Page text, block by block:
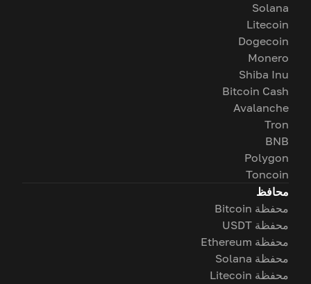
Solana
Litecoin
Dogecoin
Monero
Shiba Inu
Bitcoin Cash
Avalanche
Tron
BNB
Polygon
Toncoin
محافظ
محفظة Bitcoin
محفظة USDT
محفظة Ethereum
محفظة Solana
محفظة Litecoin